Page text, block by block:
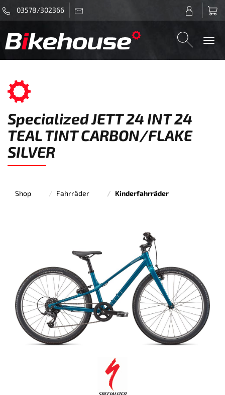
03578/302366
Specialized JETT 24 INT 24
TEAL TINT CARBON/FLAKE
SILVER
Shop Fahrräder Kinderfahrräder